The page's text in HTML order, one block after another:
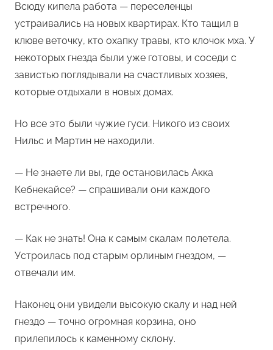
Всюду кипела работа — переселенцы
устраивались на новых квартирах. Кто тащил в
клюве веточку, кто охапку травы, кто клочок мха. У
некоторых гнезда были уже готовы, и соседи с
завистью поглядывали на счастливых хозяев,
которые отдыхали в новых домах.
Но все это были чужие гуси. Никого из своих
Нильс и Мартин не находили.
— Не знаете ли вы, где остановилась Акка
Кебнекайсе? — спрашивали они каждого
встречного.
— Как не знать! Она к самым скалам полетела.
Устроилась под старым орлиным гнездом, —
отвечали им.
Наконец они увидели высокую скалу и над ней
гнездо — точно огромная корзина, оно
прилепилось к каменному склону.